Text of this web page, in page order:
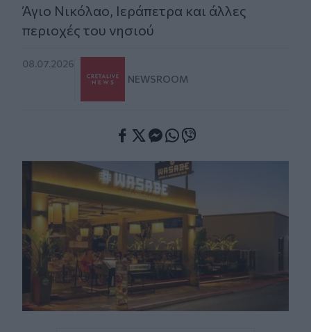
Άγιο Νικόλαο, Ιεράπετρα και άλλες
περιοχές του νησιού
08.07.2026
NEWSROOM